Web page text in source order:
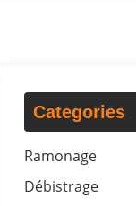
Categories
Ramonage
Débistrage